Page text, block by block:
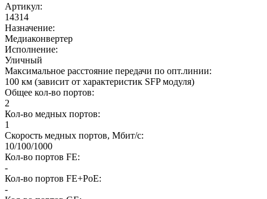
Артикул:
14314
Назначение:
Медиаконвертер
Исполнение:
Уличный
Максимальное расстояние передачи по опт.линии:
100 км (зависит от характеристик SFP модуля)
Общее кол-во портов:
2
Кол-во медных портов:
1
Скорость медных портов, Мбит/с:
10/100/1000
Кол-во портов FE:
-
Кол-во портов FE+PoE:
-